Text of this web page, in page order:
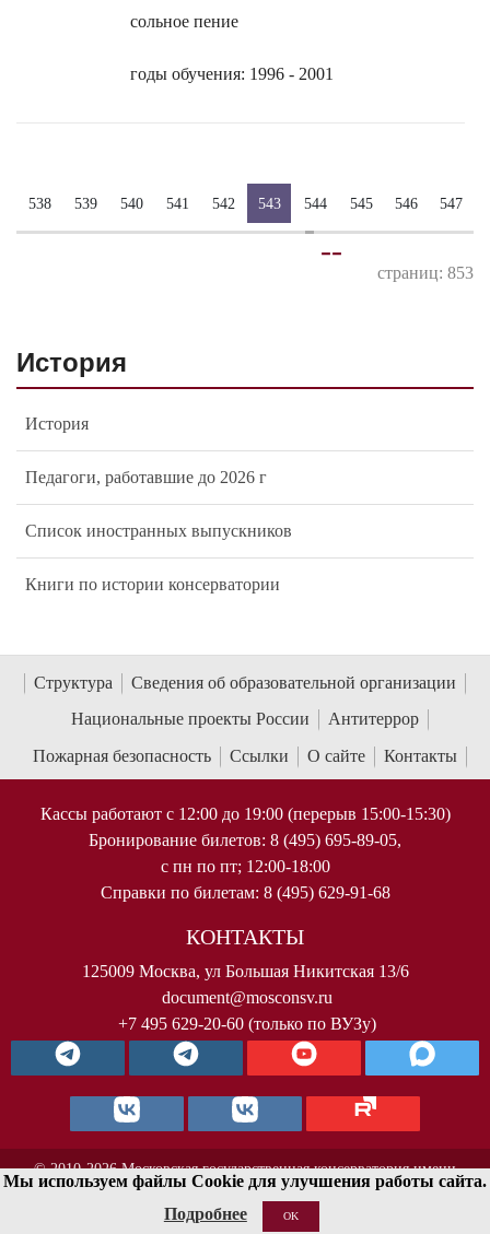
сольное пение
годы обучения: 1996 - 2001
538 539 540 541 542 543 544 545 546 547
--
страниц: 853
История
История
Педагоги, работавшие до 2026 г
Список иностранных выпускников
Книги по истории консерватории
Структура
Сведения об образовательной организации
Национальные проекты России
Антитеррор
Пожарная безопасность
Ссылки О сайте Контакты
Кассы работают с 12:00 до 19:00 (перерыв 15:00-15:30)
Бронирование билетов: 8 (495) 695-89-05,
с пн по пт; 12:00-18:00
Справки по билетам: 8 (495) 629-91-68
КОНТАКТЫ
125009 Москва, ул Большая Никитская 13/6
document@mosconsv.ru
+7 495 629-20-60 (только по ВУЗу)
© 2010-2026 Московская государственная консерватория имени
П.И.Чайковского. Все права защищены.
Мы используем файлы Cookie для улучшения работы сайта.
Подробнее
OK
< !--Yandex.Metrika counter-- >